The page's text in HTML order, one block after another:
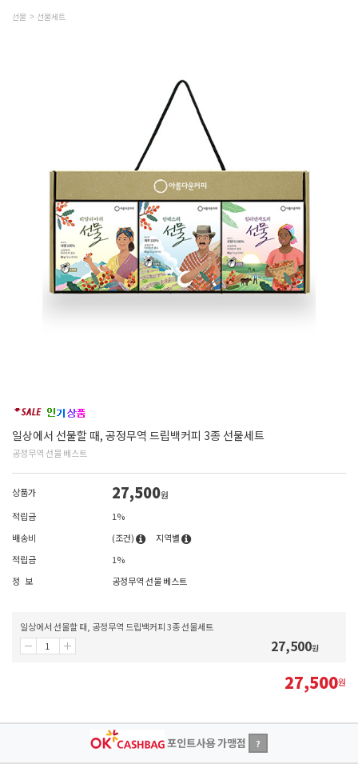
선물 선물세트
일상에서 선물할 때, 공정무역 드립백커피 3종 선물세트
공정무역 선물 베스트
상품가 27,500원
적립금
1%
배송비
(조건)
지역별
적립금
1%
정 보
공정무역 선물 베스트
일상에서 선물할 때, 공정무역 드립백커피 3종 선물세트
27,500원
27,500원
포인트사용 가맹점 ?